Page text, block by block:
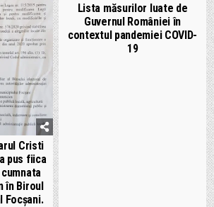
Cristi
pus fiica
în Biroul
Focșani.
Lista măsurilor luate de
Guvernul României în
contextul pandemiei COVID-
19